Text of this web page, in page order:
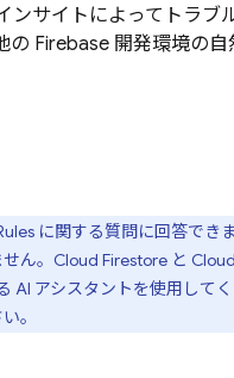
ンサイトによってトラブ
の Firebase 開発環境の
に関する質問に回答でき
ん。 Cloud Firestore と
AI アシスタントを使用して
。